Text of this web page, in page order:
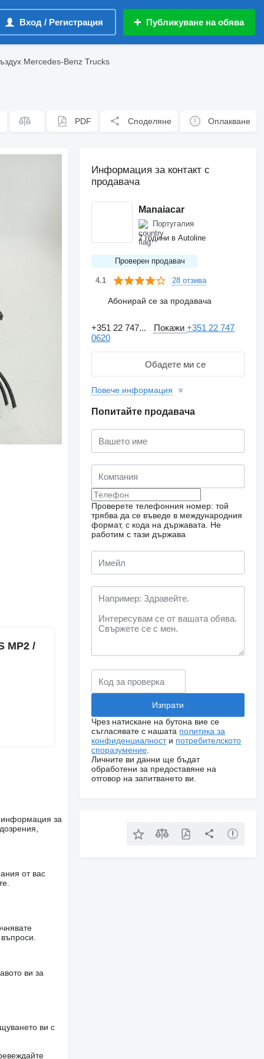
Вход / Регистрация Публикуване на обява
Mercedes-Benz Trucks
PDF Споделяне Оплакване
MP2 /
информация за
от вас
ви за
ви с
Информация за контакт с
продавача
Manaiacar
Португалия
7 години в Autoline
Проверен продавач
4.1 28 отзива
Абонирай се за продавача
+351 22 747... Покажи+351 22 747
0620
Обадете ми се
Повече информация
Попитайте продавача
Проверете телефонния номер: той
трябва да се въведе в международния
формат, с кода на държавата.
Не
работим с тази държава
Чрез натискане на бутона вие се
съгласявате с нашата политика за
конфиденциалности потребителското
споразумение
Личните ви данни ще бъдат
обработени за предоставяне на
отговор на запитването ви.